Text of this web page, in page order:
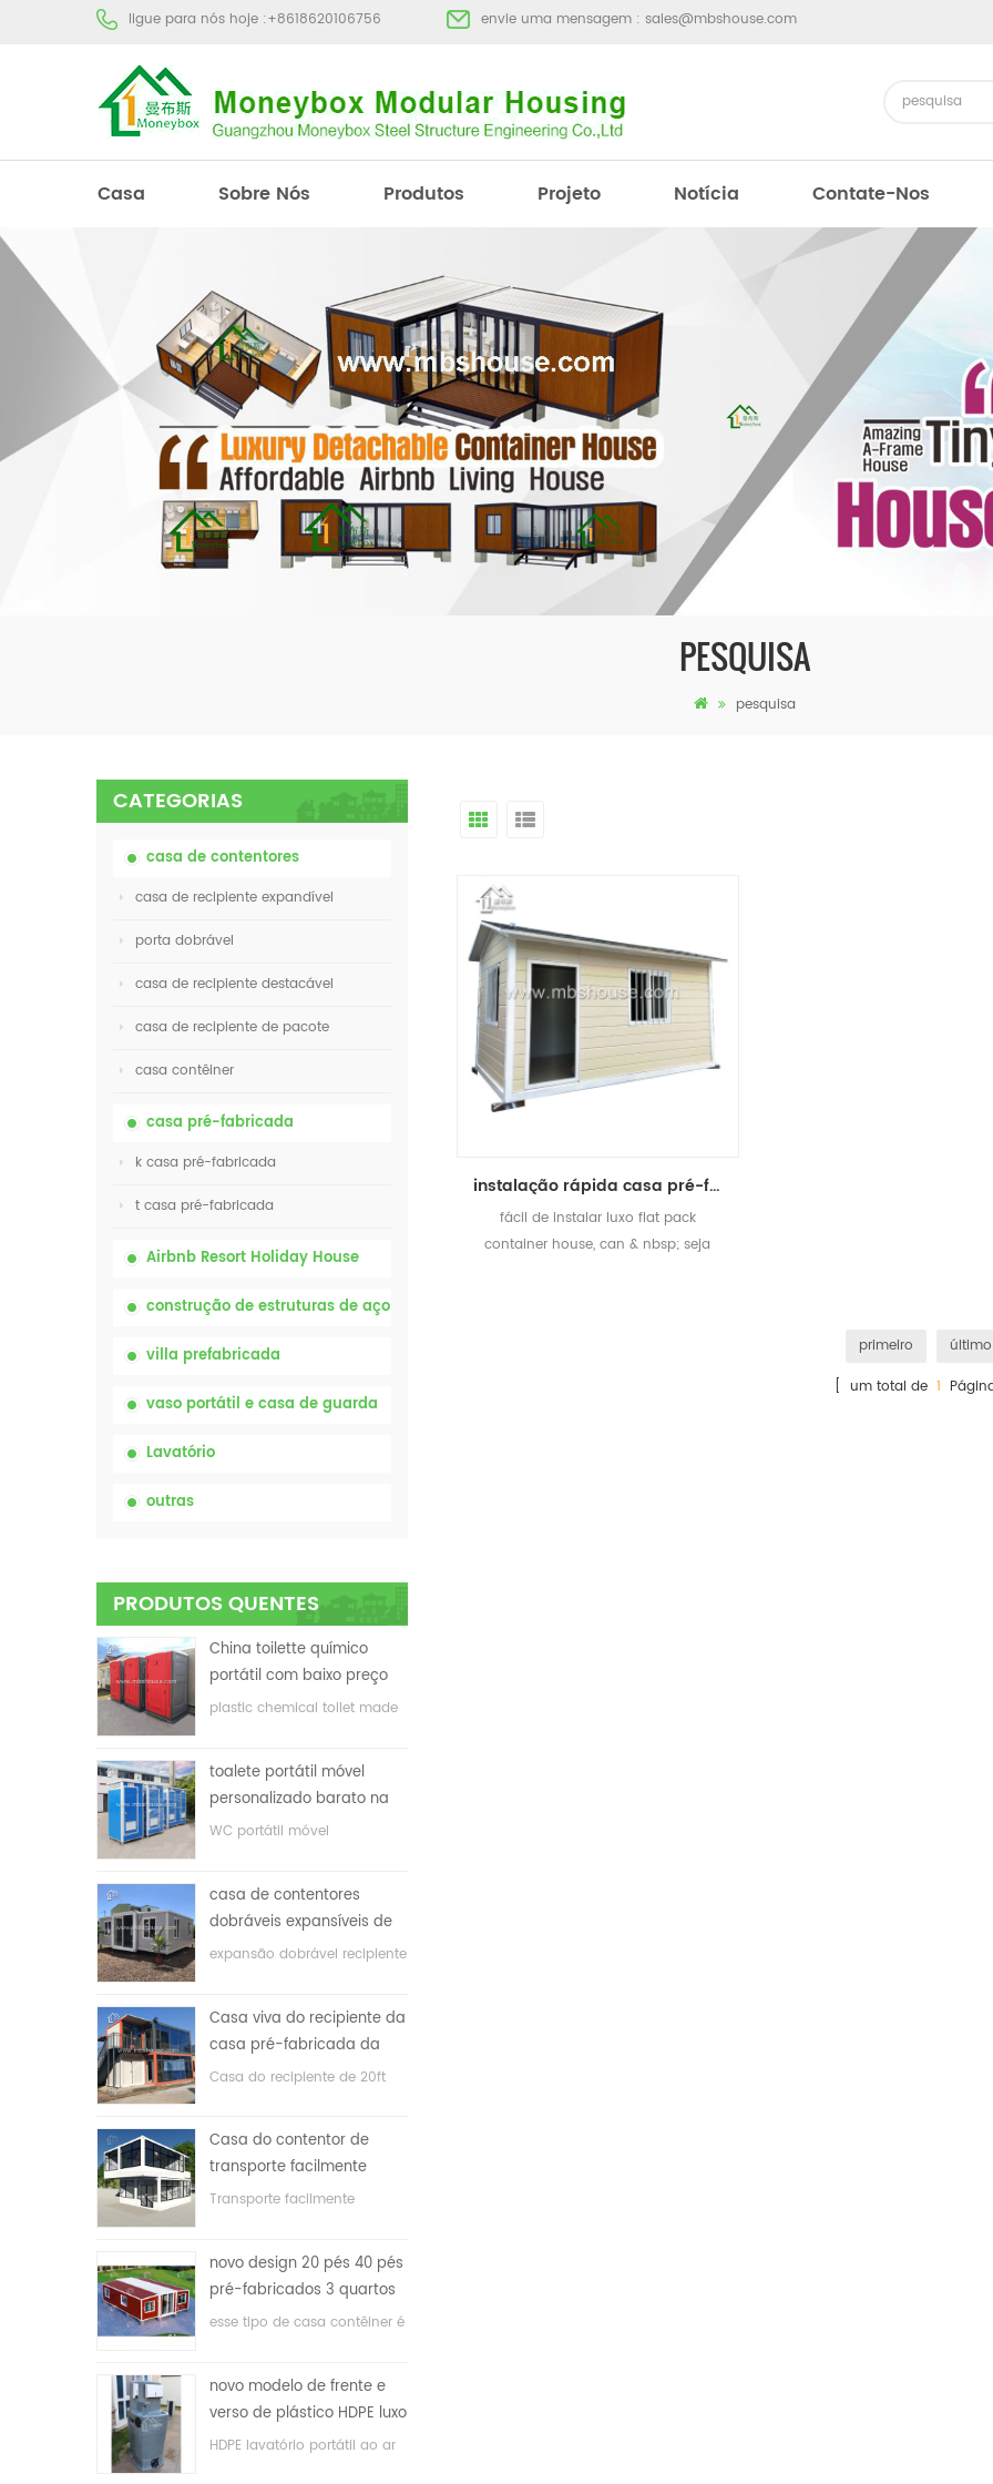
ligue para nós hoje :+8618620106756 envie uma mensagem : sales@mbshouse.com
Casa Sobre Nós Produtos Projeto Notícia Contate-Nos
PESQUISA
pesquisa
CATEGORIAS
casa de contentores
casa de recipiente expandível
porta dobrável
casa de recipiente destacável
casa de recipiente de pacote
casa contêiner
casa pré-fabricada
k casa pré-fabricada
t casa pré-fabricada
Airbnb Resort Holiday House
construção de estruturas de aço
villa prefabricada
vaso portátil e casa de guarda
Lavatório
outras
PRODUTOS QUENTES
China toilette químico
portátil com baixo preço
plastic chemical toilet made
toalete portátil móvel
personalizado barato na
China para o local de
WC portátil móvel
casa de contentores
dobráveis ​​expansíveis de
baixo preço
expansão dobrável recipiente
Casa viva do recipiente da
casa pré-fabricada da
prova de fogo de 20ft em
Casa do recipiente de 20ft
Casa do contentor de
transporte facilmente
montada e conveniente
Transporte facilmente
novo design 20 pés 40 pés
pré-fabricados 3 quartos
minúscula casa recipiente
esse tipo de casa contêiner é
e com sistema elétrico.
novo modelo de frente e
verso de plástico HDPE luxo
público banheiro lavatório
HDPE lavatório portátil ao ar
instalação rápida casa pré-fabricada de luxo pacote plana
fácil de instalar luxo flat pack
container house, can & nbsp; seja
primeiro
último
[ um total de1